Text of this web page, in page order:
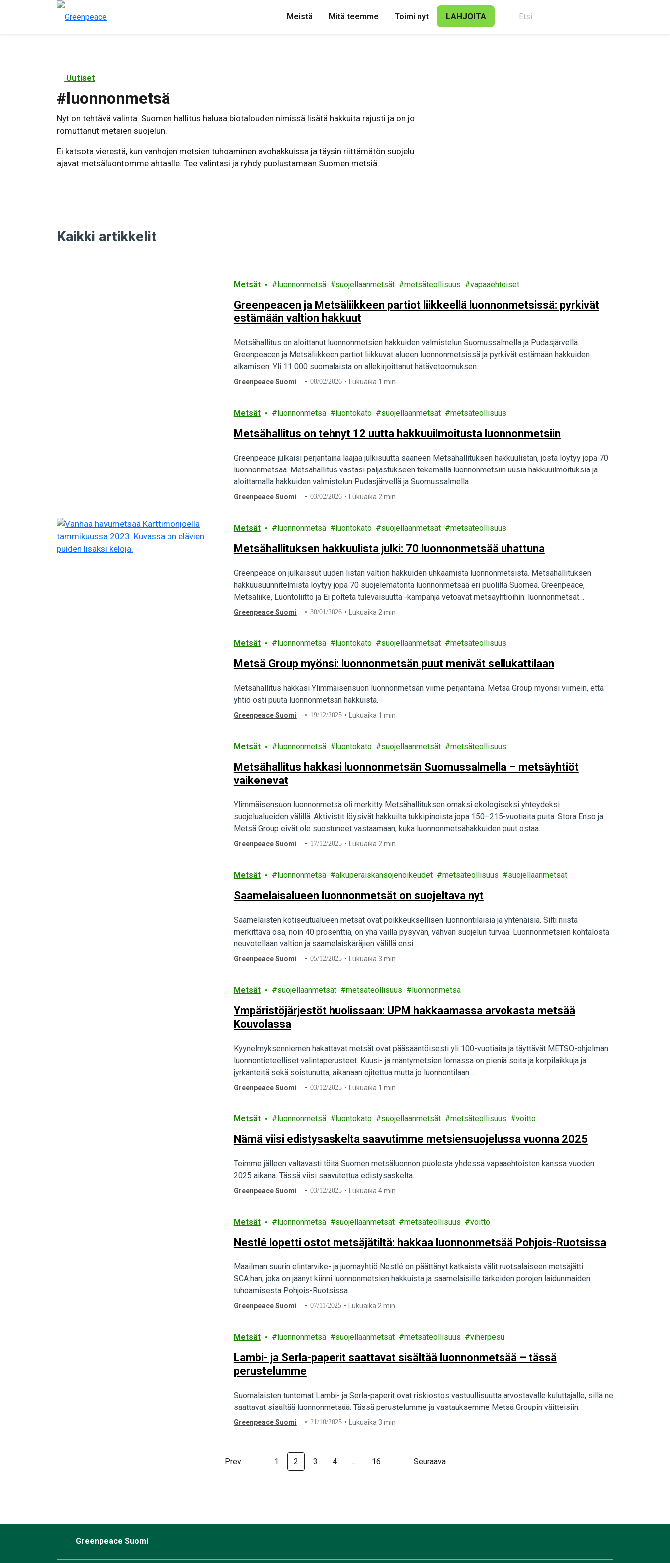
Meistä Mitä teemme Toimi nyt LAHJOITA
Uutiset
#luonnonmetsä
Nyt on tehtävä valinta. Suomen hallitus haluaa biotalouden nimissä lisätä hakkuita rajusti ja on jo
romuttanut metsien suojelun.
Ei katsota vierestä, kun vanhojen metsien tuhoaminen avohakkuissa ja täysin riittämätön suojelu
ajavat metsäluontomme ahtaalle. Tee valintasi ja ryhdy puolustamaan Suomen metsiä.
Kaikki artikkelit
Metsät luonnonmetsä suojellaanmetsät metsäteollisuus vapaaehtoiset
Greenpeacen ja Metsäliikkeen partiot liikkeellä luonnonmetsissä: pyrkivät
estämään valtion hakkuut
Metsähallitus on aloittanut luonnonmetsien hakkuiden valmistelun Suomussalmella ja Pudasjärvellä.
Greenpeacen ja Metsäliikkeen partiot liikkuvat alueen luonnonmetsissä ja pyrkivät estämään hakkuiden
alkamisen. Yli 11 000 suomalaista on allekirjoittanut hätävetoomuksen.
Greenpeace Suomi 08/02/2026 Lukuaika 1 min
Metsät luonnonmetsä luontokato suojellaanmetsät metsäteollisuus
Metsähallitus on tehnyt 12 uutta hakkuuilmoitusta luonnonmetsiin
Greenpeace julkaisi perjantaina laajaa julkisuutta saaneen Metsähallituksen hakkuulistan, josta löytyy jopa 70
luonnonmetsää. Metsähallitus vastasi paljastukseen tekemällä luonnonmetsiin uusia hakkuuilmoituksia ja
aloittamalla hakkuiden valmistelun Pudasjärvellä ja Suomussalmella.
Greenpeace Suomi 03/02/2026 Lukuaika 2 min
Metsät luonnonmetsä luontokato suojellaanmetsät metsäteollisuus
Metsähallituksen hakkuulista julki: 70 luonnonmetsää uhattuna
Greenpeace on julkaissut uuden listan valtion hakkuiden uhkaamista luonnonmetsistä. Metsähallituksen
hakkuusuunnitelmista löytyy jopa 70 suojelematonta luonnonmetsää eri puolilta Suomea. Greenpeace,
Metsäliike, Luontoliitto ja Ei polteta tulevaisuutta -kampanja vetoavat metsäyhtiöihin: luonnonmetsät…
Greenpeace Suomi 30/01/2026 Lukuaika 2 min
Metsät luonnonmetsä luontokato suojellaanmetsät metsäteollisuus
Metsä Group myönsi: luonnonmetsän puut menivät sellukattilaan
Metsähallitus hakkasi Ylimmäisensuon luonnonmetsän viime perjantaina. Metsä Group myönsi viimein, että
yhtiö osti puuta luonnonmetsän hakkuista.
Greenpeace Suomi 19/12/2025 Lukuaika 1 min
Metsät luonnonmetsä luontokato suojellaanmetsät metsäteollisuus
Metsähallitus hakkasi luonnonmetsän Suomussalmella – metsäyhtiöt
vaikenevat
Ylimmäisensuon luonnonmetsä oli merkitty Metsähallituksen omaksi ekologiseksi yhteydeksi
suojelualueiden välillä. Aktivistit löysivät hakkuilta tukkipinoista jopa 150–215-vuotiaita puita. Stora Enso ja
Metsä Group eivät ole suostuneet vastaamaan, kuka luonnonmetsähakkuiden puut ostaa.
Greenpeace Suomi 17/12/2025 Lukuaika 2 min
Metsät luonnonmetsä alkuperäiskansojenoikeudet metsäteollisuus suojellaanmetsät
Saamelaisalueen luonnonmetsät on suojeltava nyt
Saamelaisten kotiseutualueen metsät ovat poikkeuksellisen luonnontilaisia ja yhtenäisiä. Silti niistä
merkittävä osa, noin 40 prosenttia, on yhä vailla pysyvän, vahvan suojelun turvaa. Luonnonmetsien kohtalosta
neuvotellaan valtion ja saamelaiskäräjien välillä ensi…
Greenpeace Suomi 05/12/2025 Lukuaika 3 min
Metsät suojellaanmetsät metsäteollisuus luonnonmetsä
Ympäristöjärjestöt huolissaan: UPM hakkaamassa arvokasta metsää
Kouvolassa
Kyynelmyksenniemen hakattavat metsät ovat pääsääntöisesti yli 100-vuotiaita ja täyttävät METSO-ohjelman
luonnontieteelliset valintaperusteet. Kuusi- ja mäntymetsien lomassa on pieniä soita ja korpilaikkuja ja
jyrkänteitä sekä soistunutta, aikanaan ojitettua mutta jo luonnontilaan…
Greenpeace Suomi 03/12/2025 Lukuaika 1 min
Metsät luonnonmetsä luontokato suojellaanmetsät metsäteollisuus voitto
Nämä viisi edistysaskelta saavutimme metsiensuojelussa vuonna 2025
Teimme jälleen valtavasti töitä Suomen metsäluonnon puolesta yhdessä vapaaehtoisten kanssa vuoden
2025 aikana. Tässä viisi saavutettua edistysaskelta.
Greenpeace Suomi 03/12/2025 Lukuaika 4 min
Metsät luonnonmetsä suojellaanmetsät metsäteollisuus voitto
Nestlé lopetti ostot metsäjätiltä: hakkaa luonnonmetsää Pohjois-Ruotsissa
Maailman suurin elintarvike- ja juomayhtiö Nestlé on päättänyt katkaista välit ruotsalaiseen metsäjätti
SCA:han, joka on jäänyt kiinni luonnonmetsien hakkuista ja saamelaisille tärkeiden porojen laidunmaiden
tuhoamisesta Pohjois-Ruotsissa.
Greenpeace Suomi 07/11/2025 Lukuaika 2 min
Metsät luonnonmetsä suojellaanmetsät metsäteollisuus viherpesu
Lambi- ja Serla-paperit saattavat sisältää luonnonmetsää – tässä
perustelumme
Suomalaisten tuntemat Lambi- ja Serla-paperit ovat riskiostos vastuullisuutta arvostavalle kuluttajalle, sillä ne
saattavat sisältää luonnonmetsää. Tässä perustelumme ja vastauksemme Metsä Groupin väitteisiin.
Greenpeace Suomi 21/10/2025 Lukuaika 3 min
Prev 1 2 3 4 … 16 Seuraava
Greenpeace Suomi